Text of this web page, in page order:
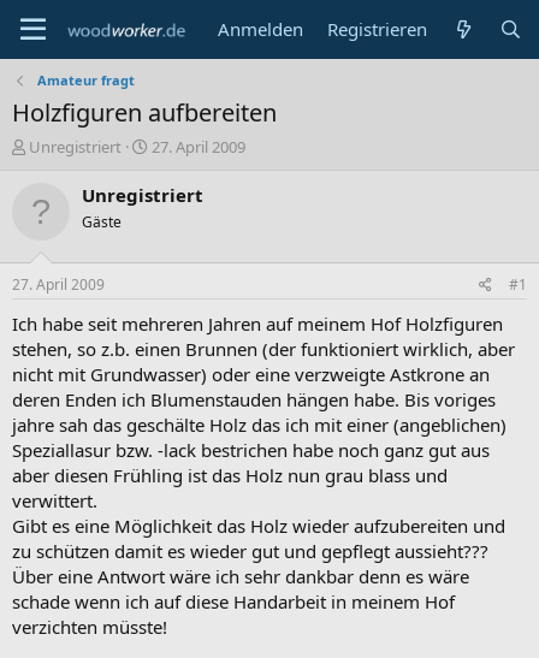
Anmelden Registrieren
Amateur fragt
Holzfiguren aufbereiten
E
t
l
e
r
Unregistriert
E
s
a
27. April 2009
Unregistriert
Gäste
27. April 2009 #1
Ich habe seit mehreren Jahren auf meinem Hof Holzfiguren
stehen, so z.b. einen Brunnen (der funktioniert wirklich, aber
nicht mit Grundwasser) oder eine verzweigte Astkrone an
deren Enden ich Blumenstauden hängen habe. Bis voriges
jahre sah das geschälte Holz das ich mit einer (angeblichen)
Speziallasur bzw. -lack bestrichen habe noch ganz gut aus
aber diesen Frühling ist das Holz nun grau blass und
verwittert.
Gibt es eine Möglichkeit das Holz wieder aufzubereiten und
zu schützen damit es wieder gut und gepflegt aussieht???
Über eine Antwort wäre ich sehr dankbar denn es wäre
schade wenn ich auf diese Handarbeit in meinem Hof
verzichten müsste!